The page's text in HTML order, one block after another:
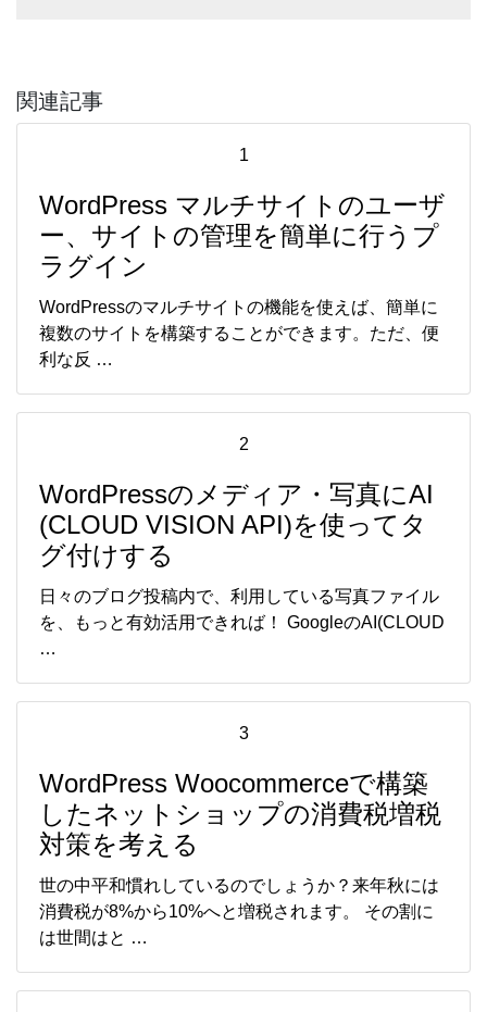
関連記事
1
WordPress マルチサイトのユーザ
ー、サイトの管理を簡単に行うプ
ラグイン
WordPressのマルチサイトの機能を使えば、簡単に
複数のサイトを構築することができます。ただ、便
利な反 …
2
WordPressのメディア・写真にAI
(CLOUD VISION API)を使ってタ
グ付けする
日々のブログ投稿内で、利用している写真ファイル
を、もっと有効活用できれば！ GoogleのAI(CLOUD
3
WordPress Woocommerceで構築
したネットショップの消費税増税
対策を考える
世の中平和慣れしているのでしょうか？来年秋には
消費税が8%から10%へと増税されます。 その割に
は世間はと …